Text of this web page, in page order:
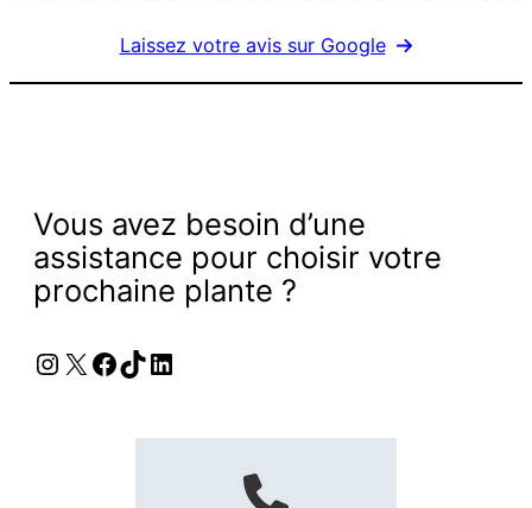
Laissez votre avis sur Google
Vous avez besoin d’une
assistance pour choisir votre
prochaine plante ?
Instagram
X Facebook
TikTok
LinkedIn